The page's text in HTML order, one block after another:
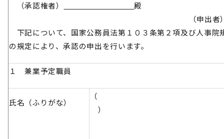
（承認権者）
殿
（申出者
下記について、国家公務員法第１０３条第２項及び人事
の規定により、承認の申出を行います。
１ 兼業予定職員
氏名（ふりがな）
）